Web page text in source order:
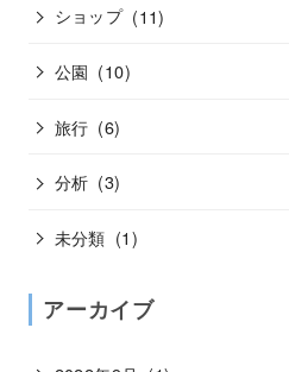
ショップ (11)
公園 (10)
旅行 (6)
分析 (3)
未分類 (1)
アーカイブ